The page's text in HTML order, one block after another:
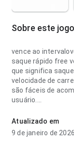
Sobre este jogo
vence ao
saque rápido free
que significa
velocidade de
são fáceis de
usuário.
vence ao
saque rápido free
navegação ao
Atualizado em
9 de janeiro de 2026